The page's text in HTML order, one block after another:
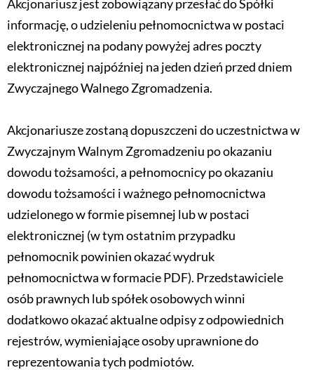
Akcjonariusz jest zobowiązany przesłać do Spółki
informację, o udzieleniu pełnomocnictwa w postaci
elektronicznej na podany powyżej adres poczty
elektronicznej najpóźniej na jeden dzień przed dniem
Zwyczajnego Walnego Zgromadzenia.
Akcjonariusze zostaną dopuszczeni do uczestnictwa w
Zwyczajnym Walnym Zgromadzeniu po okazaniu
dowodu tożsamości, a pełnomocnicy po okazaniu
dowodu tożsamości i ważnego pełnomocnictwa
udzielonego w formie pisemnej lub w postaci
elektronicznej (w tym ostatnim przypadku
pełnomocnik powinien okazać wydruk
pełnomocnictwa w formacie PDF). Przedstawiciele
osób prawnych lub spółek osobowych winni
dodatkowo okazać aktualne odpisy z odpowiednich
rejestrów, wymieniające osoby uprawnione do
reprezentowania tych podmiotów.